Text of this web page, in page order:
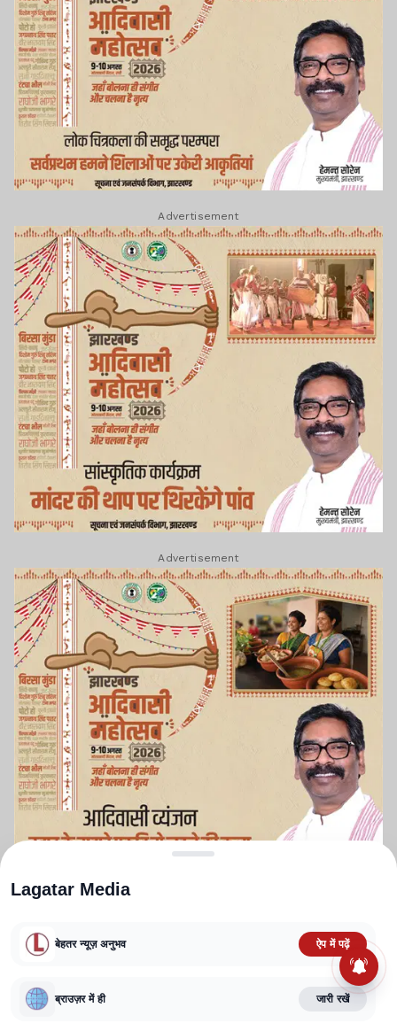
Advertisement
Advertisement
TERMS AND CONDITIONS
CORRECTIONS POLICY
FACT CHECKING POLICY
Lagatar Media
बेहतर न्यूज़ अनुभव ऐप में पढ़ें
ब्राउज़र में ही जारी रखें